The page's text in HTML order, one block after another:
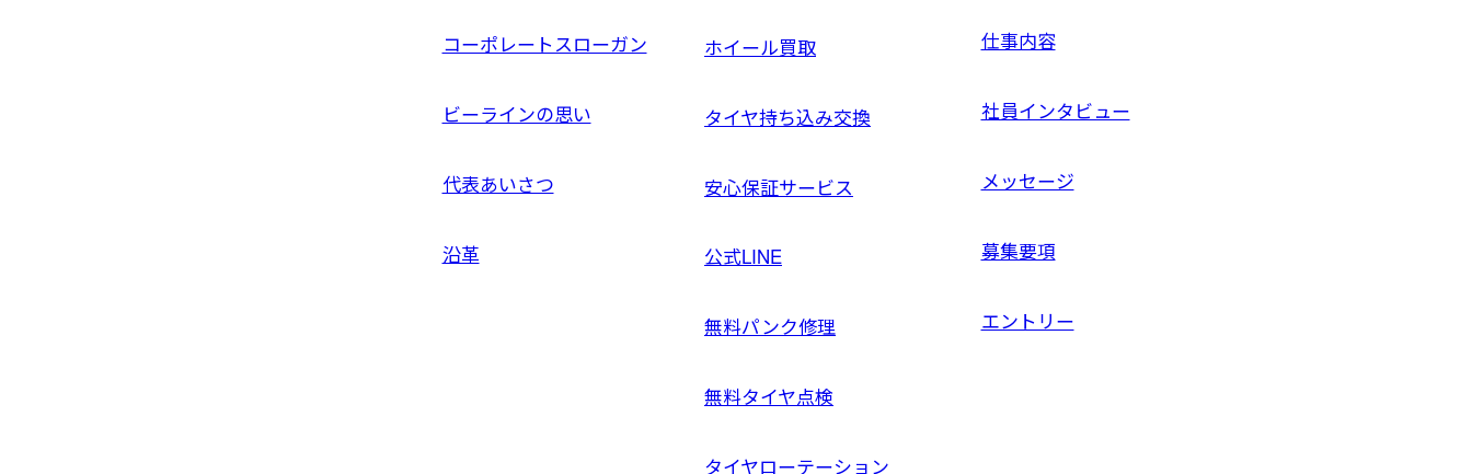
コーポレートスローガン
ビーラインの思い
代表あいさつ
沿革
ホイール買取
タイヤ持ち込み交換
安心保証サービス
公式LINE
無料パンク修理
無料タイヤ点検
タイヤローテーション
仕事内容
社員インタビュー
メッセージ
募集要項
エントリー